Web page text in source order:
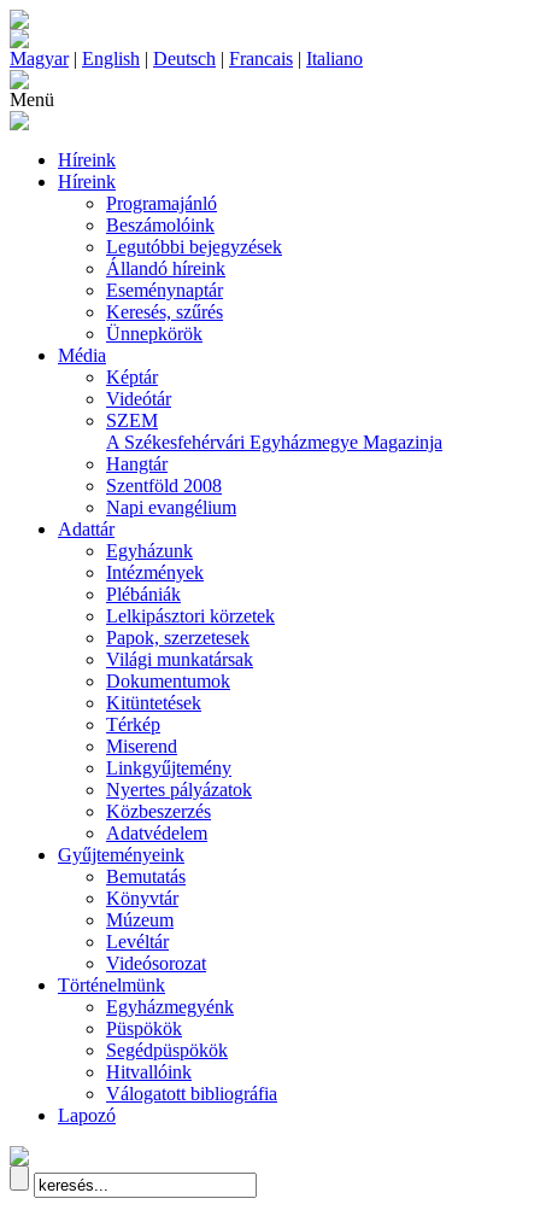
Magyar| English | Deutsch | Francais | Italiano
Menü
Híreink
Híreink
Programajánló
Beszámolóink
Legutóbbi bejegyzések
Állandó híreink
Eseménynaptár
Keresés, szűrés
Ünnepkörök
Média
Képtár
Videótár
SZEM
A Székesfehérvári Egyházmegye Magazinja
Hangtár
Szentföld 2008
Napi evangélium
Adattár
Egyházunk
Intézmények
Plébániák
Lelkipásztori körzetek
Papok, szerzetesek
Világi munkatársak
Dokumentumok
Kitüntetések
Térkép
Miserend
Linkgyűjtemény
Nyertes pályázatok
Közbeszerzés
Adatvédelem
Gyűjteményeink
Bemutatás
Könyvtár
Múzeum
Levéltár
Videósorozat
Történelmünk
Egyházmegyénk
Püspökök
Segédpüspökök
Hitvallóink
Válogatott bibliográfia
Lapozó